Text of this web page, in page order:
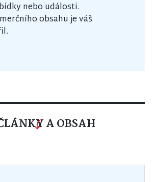
nebo události.
obsahu je váš
A OBSAH